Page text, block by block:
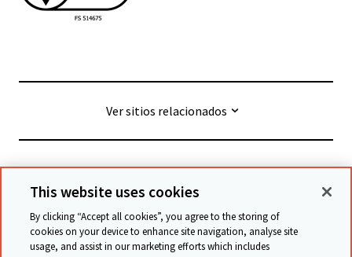
Ver sitios relacionados
© Cambridge University Press & Assessment
Términos y condiciones
Protección de datos
This website uses cookies
By clicking “Accept all cookies”, you agree to the storing of
cookies on your device to enhance site navigation, analyse site
usage, and assist in our marketing efforts which includes